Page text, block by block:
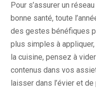
Pour s’assurer un
bonne santé, toute
des gestes bénéfiques
plus simples à
la cuisine, pensez à
contenus dans vos
laisser dans l’évier et